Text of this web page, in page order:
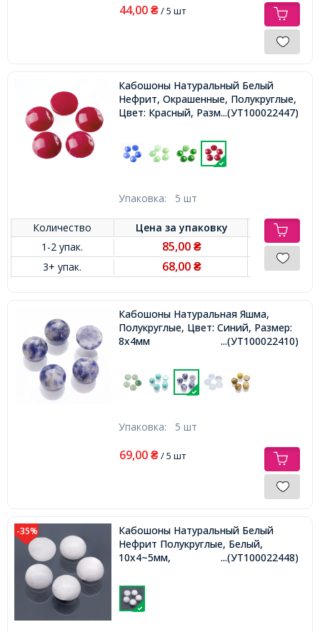
44,00 ₴/ 5 шт
Кабошоны Натуральный Белый
Нефрит, Окрашенные, Полукруглые,
Цвет: Красный, Размер: 12x5мм
...(УТ100022447)
Упаковка: 5 шт
Количество Цена заупаковку
1-2 упак.
85,00₴
3+ упак. 68,00₴
Кабошоны Натуральная Яшма,
Полукруглые, Цвет: Синий, Размер:
8x4мм
...(УТ100022410)
Упаковка: 5 шт
69,00 ₴/ 5 шт
-35%
Кабошоны Натуральный Белый
Нефрит Полукруглые, Белый,
10x4~5мм,
...(УТ100022448)